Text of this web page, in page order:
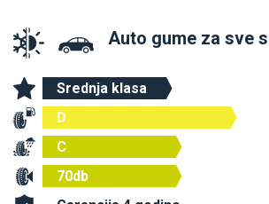
Auto gume za sve
Srednja klasa
D
C
70db